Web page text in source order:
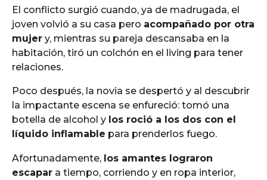
El conflicto surgió cuando, ya de madrugada, el
joven volvió a su casa pero acompañado por otra
mujer y, mientras su pareja descansaba en la
habitación, tiró un colchón en el living para tener
relaciones.
Poco después, la novia se despertó y al descubrir
la impactante escena se enfureció: tomó una
botella de alcohol y los roció a los dos con el
líquido inflamable para prenderlos fuego.
Afortunadamente, los amantes lograron
escapar a tiempo, corriendo y en ropa interior,